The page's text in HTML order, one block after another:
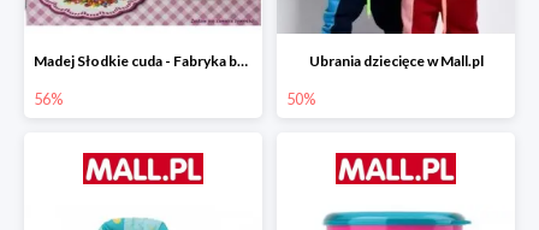
Madej Słodkie cuda - Fabryka babeczek
56%
Ubrania dziecięce w Mall.pl
50%